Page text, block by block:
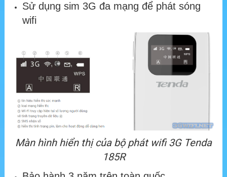
Sử dụng sim 3G đa mạng để phát sóng
wifi
Màn hình hiển thị của bộ phát wifi 3G Tenda
185R